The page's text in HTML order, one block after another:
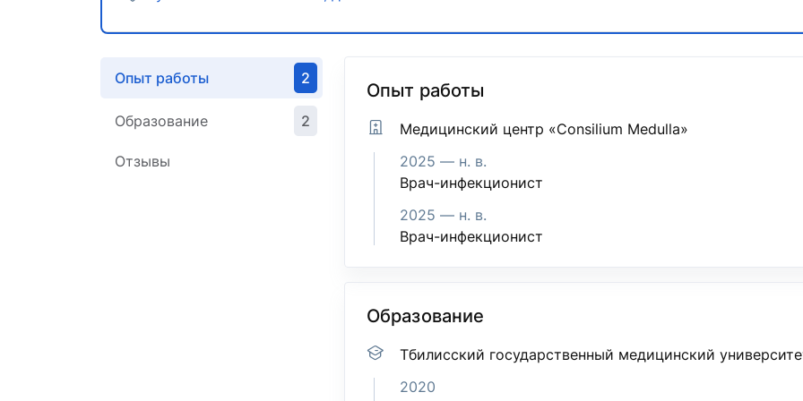
Опыт работы 2
Образование 2
Отзывы
Опыт работы
Медицинский центр «Consilium Medulla»
2025 — н. в.
Врач-инфекционист
2025 — н. в.
Врач-инфекционист
Образование
Тбилисский государственный медицинский
2020